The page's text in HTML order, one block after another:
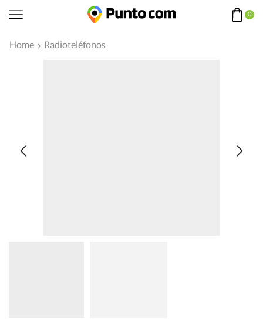
0
Home Radioteléfonos